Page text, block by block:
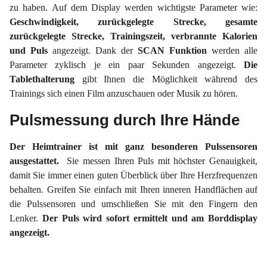
zu haben. Auf dem Display werden wichtigste Parameter wie:
Geschwindigkeit, zurückgelegte Strecke, gesamte
zurückgelegte Strecke, Trainingszeit, verbrannte Kalorien
und Puls angezeigt. Dank der SCAN Funktion werden alle
Parameter zyklisch je ein paar Sekunden angezeigt. Die
Tablethalterung gibt Ihnen die Möglichkeit während des
Trainings sich einen Film anzuschauen oder Musik zu hören.
Pulsmessung durch Ihre Hände
Der Heimtrainer ist mit ganz besonderen Pulssensoren
ausgestattet. Sie messen Ihren Puls mit höchster Genauigkeit,
damit Sie immer einen guten Überblick über Ihre Herzfrequenzen
behalten. Greifen Sie einfach mit Ihren inneren Handflächen auf
die Pulssensoren und umschließen Sie mit den Fingern den
Lenker. Der Puls wird sofort ermittelt und am Borddisplay
angezeigt.